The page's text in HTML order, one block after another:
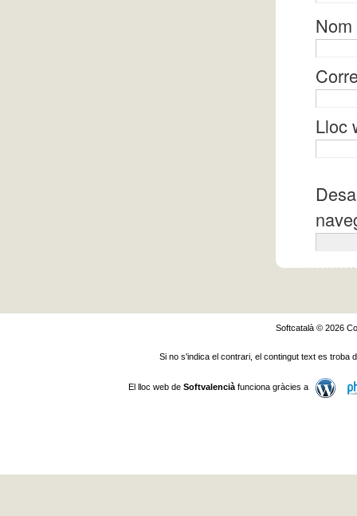
Nom
Lloc
Softcatalà © 2026
Si no s'indica el contrari, el contingut text es troba
El lloc web de Softvalenciàfunciona gràcies a